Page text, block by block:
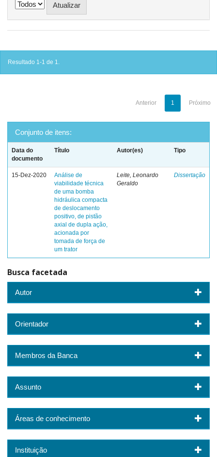
Resultado 1-1 de 1.
Anterior 1 Próximo
Conjunto de itens:
Data do
documento
Título Autor(es) Tipo
15-Dez-2020
Análise de
viabilidade técnica
de uma bomba
hidráulica compacta
de deslocamento
positivo, de pistão
axial de dupla ação,
acionada por
tomada de força de
um trator
Leite, Leonardo
Geraldo
Dissertação
Busca facetada
Autor
Orientador
Membros da Banca
Assunto
Áreas de conhecimento
Instituição